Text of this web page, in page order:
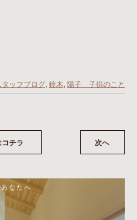
タッフブログ, 鈴木, 陽子 子供のこと
チラ 次へ